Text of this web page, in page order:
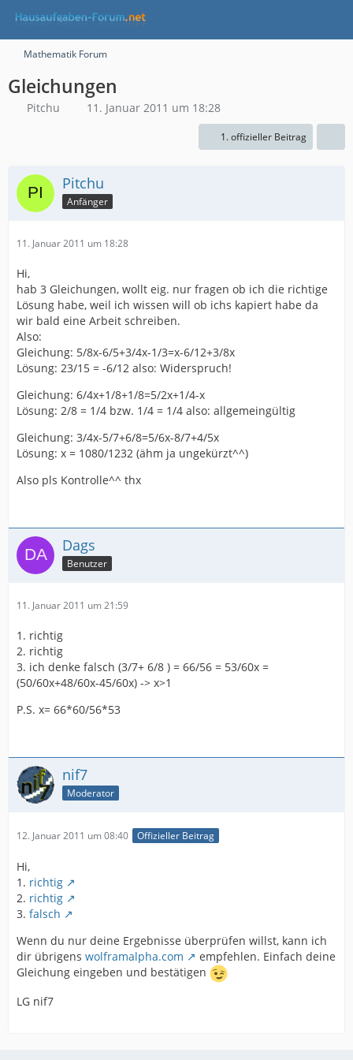
Mathematik Forum
Gleichungen
Pitchu 11. Januar 2011 um 18:28
1. offizieller Beitrag
Pitchu
Anfänger
11. Januar 2011 um 18:28
Hi,
hab 3 Gleichungen, wollt eig. nur fragen ob ich die richtige
Lösung habe, weil ich wissen will ob ichs kapiert habe da
wir bald eine Arbeit schreiben.
Also:
Gleichung: 5/8x-6/5+3/4x-1/3=x-6/12+3/8x
Lösung: 23/15 = -6/12 also: Widerspruch!
Gleichung: 6/4x+1/8+1/8=5/2x+1/4-x
Lösung: 2/8 = 1/4 bzw. 1/4 = 1/4 also: allgemeingültig
Gleichung: 3/4x-5/7+6/8=5/6x-8/7+4/5x
Lösung: x = 1080/1232 (ähm ja ungekürzt^^)
Also pls Kontrolle^^ thx
Dags
Benutzer
11. Januar 2011 um 21:59
1. richtig
2. richtig
3. ich denke falsch (3/7+ 6/8 ) = 66/56 = 53/60x =
(50/60x+48/60x-45/60x) -> x>1
P.S. x= 66*60/56*53
nif7
Moderator
12. Januar 2011 um 08:40 Offizieller Beitrag
Hi,
1. richtig
2. richtig
3. falsch
Wenn du nur deine Ergebnisse überprüfen willst, kann ich
dir übrigens wolframalpha.com
empfehlen. Einfach deine
Gleichung eingeben und bestätigen
LG nif7